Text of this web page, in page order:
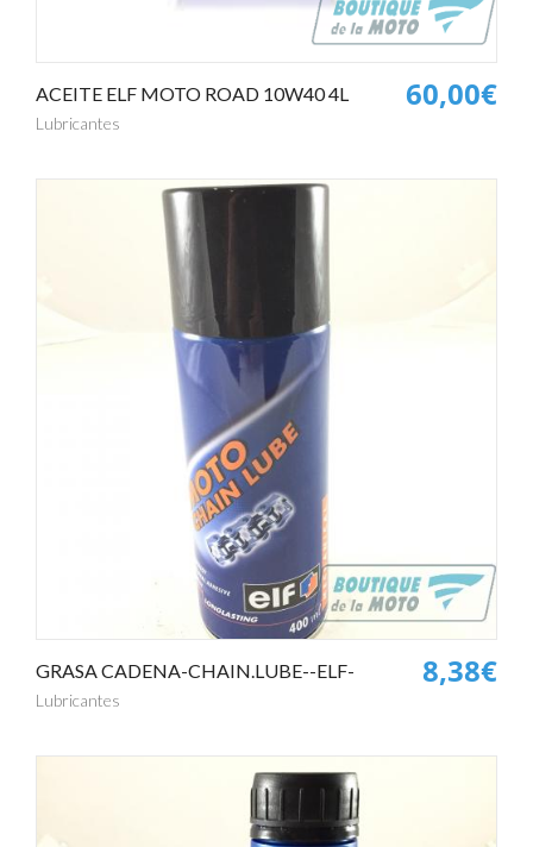
ACEITE ELF MOTO ROAD 10W40 4L
Lubricantes
60,00€
GRASA CADENA-CHAIN.LUBE--ELF-
Lubricantes
8,38€